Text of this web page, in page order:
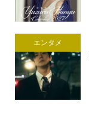
エンタメ